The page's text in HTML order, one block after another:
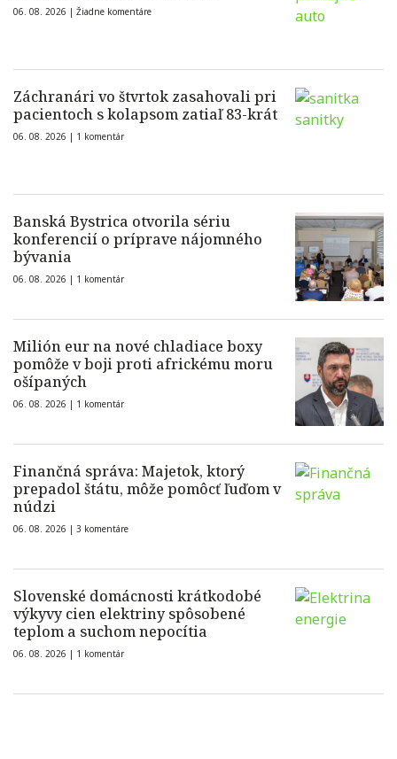
06. 08. 2026 | Žiadne komentáre
Záchranári vo štvrtok zasahovali pri
pacientoch s kolapsom zatiaľ 83-krát
06. 08. 2026 | 1 komentár
Banská Bystrica otvorila sériu
konferencií o príprave nájomného
bývania
06. 08. 2026 | 1 komentár
Milión eur na nové chladiace boxy
pomôže v boji proti africkému moru
ošípaných
06. 08. 2026 | 1 komentár
Finančná správa: Majetok, ktorý
prepadol štátu, môže pomôcť ľuďom v
núdzi
06. 08. 2026 | 3 komentáre
Slovenské domácnosti krátkodobé
výkyvy cien elektriny spôsobené
teplom a suchom nepocítia
06. 08. 2026 | 1 komentár